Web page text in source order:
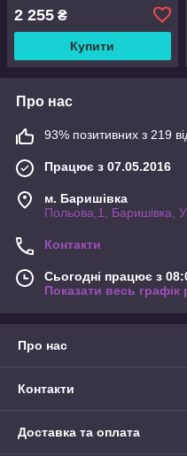
2 255 ₴
Купити
Про нас
93% позитивних з 219
Працює з 07.05.2016
м. Баришівка
Польова,1, Баришівка,
Контакти
Сьогодні працює з
Показати весь графік
Про нас
Контакти
Доставка та оплата